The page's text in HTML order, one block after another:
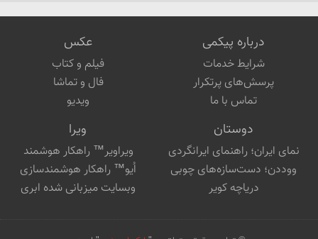
درباره پیکمی
شرایط خدمات
پرسش‌های پرتکرار
تماس با ما
عکس
فیلم و کتاب
فال و تماشا
ویدیو
دوستان
نمای ایران؛ راهنمای ایرانگردی
ووددن؛ دست‌سازه‌های چوبی
دریاچه کویر
ویرا
ویراویر™ راهکار هوشمند
اُیو™ راهکار هوشمندسازی
وبسایت میزبانی شده ابری